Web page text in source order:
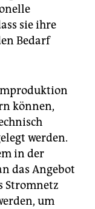
sie ihre
Bedarf
können,
werden.
in der
das Angebot
Stromnetz
um